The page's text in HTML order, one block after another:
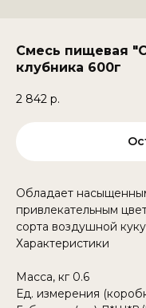
Смесь пищевая
клубника 600г
2 842 р.
Обладает
привлекательным
сорта воздушной
Характеристики
Масса, кг 0.6
Ед. измерения